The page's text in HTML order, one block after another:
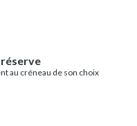
au créneau de son choix